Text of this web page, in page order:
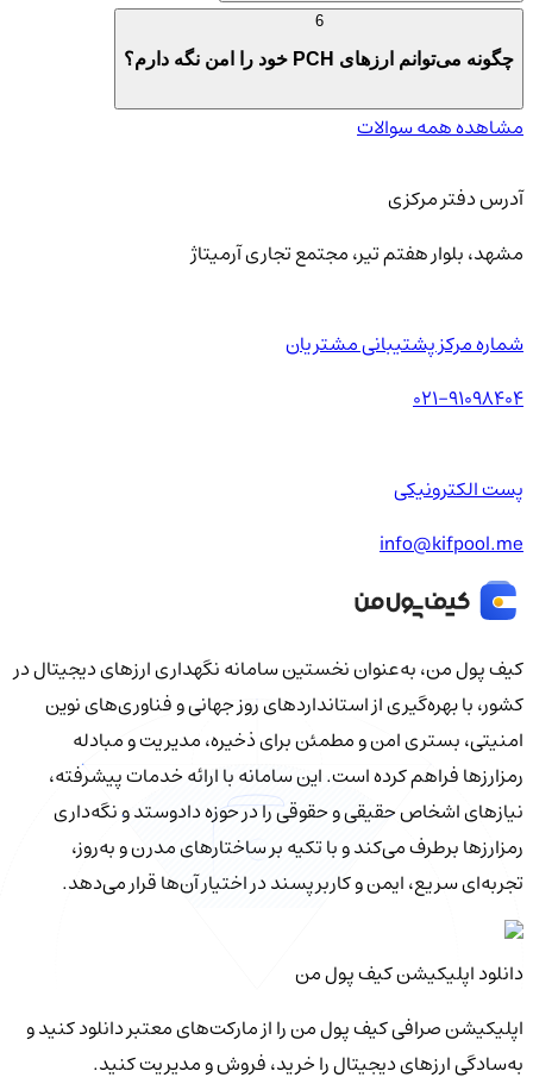
چگونه می‌توانم ارزهای PCH خود را امن نگه دارم؟
مشاهده همه سوالات
آدرس دفتر مرکزی
مشهد، بلوار هفتم تیر، مجتمع تجاری آرمیتاژ
شماره مرکز پشتیبانی مشتریان
021-91098404
پست الکترونیکی
info@kifpool.me
کیف‌ پول من، به‌عنوان نخستین سامانه نگهداری ارزهای دیجیتال در
کشور، با بهره‌گیری از استانداردهای روز جهانی و فناوری‌های نوین
امنیتی، بستری امن و مطمئن برای ذخیره، مدیریت و مبادله
رمزارزها فراهم کرده است. این سامانه با ارائه خدمات پیشرفته،
نیازهای اشخاص حقیقی و حقوقی را در حوزه دادوستد و نگه‌داری
رمزارزها برطرف می‌کند و با تکیه بر ساختارهای مدرن و به‌روز،
تجربه‌ای سریع، ایمن و کاربرپسند در اختیار آن‌ها قرار می‌دهد.
دانلود اپلیکیشن کیف‌ پول من
اپلیکیشن صرافی کیف پول من را از مارکت‌های معتبر دانلود کنید و
به‌سادگی ارزهای دیجیتال را خرید، فروش و مدیریت کنید.